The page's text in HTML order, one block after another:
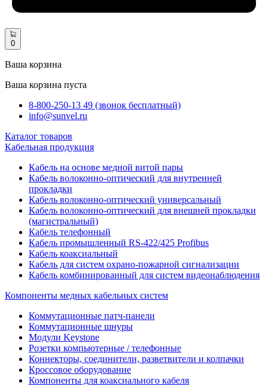
0
Ваша корзина
Ваша корзина пуста
8-800-250-13 49 (звонок бесплатный)
info@sunvel.ru
Каталог товаров
Кабельная продукция
Кабель на основе медной витой пары
Кабель волоконно-оптический для внутренней
прокладки
Кабель волоконно-оптический универсальный
Кабель волоконно-оптический для внешней прокладки
(магистральный)
Кабель телефонный
Кабель промышленный RS-422/425 Profibus
Кабель коаксиальный
Кабель для систем охрано-пожарной сигнализации
Кабель комбинированный для систем видеонаблюдения
Компоненты медных кабельных систем
Коммутационные патч-панели
Коммутационные шнуры
Модули Keystone
Розетки компьютерные / телефонные
Коннекторы, соединители, разветвители и колпачки
Кроссовое оборудование
Компоненты для коаксиального кабеля